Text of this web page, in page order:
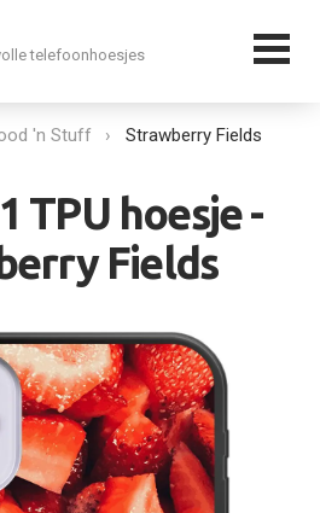
telefoonhoesjes
'n Stuff Strawberry Fields
TPU hoesje -
Fields